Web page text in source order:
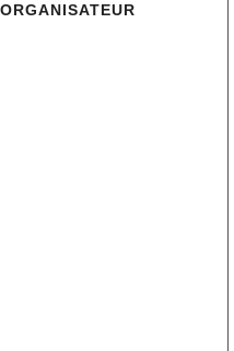
ORGANISATEUR